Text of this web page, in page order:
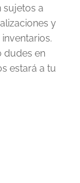
sujetos a
y
dudes en
estará a tu